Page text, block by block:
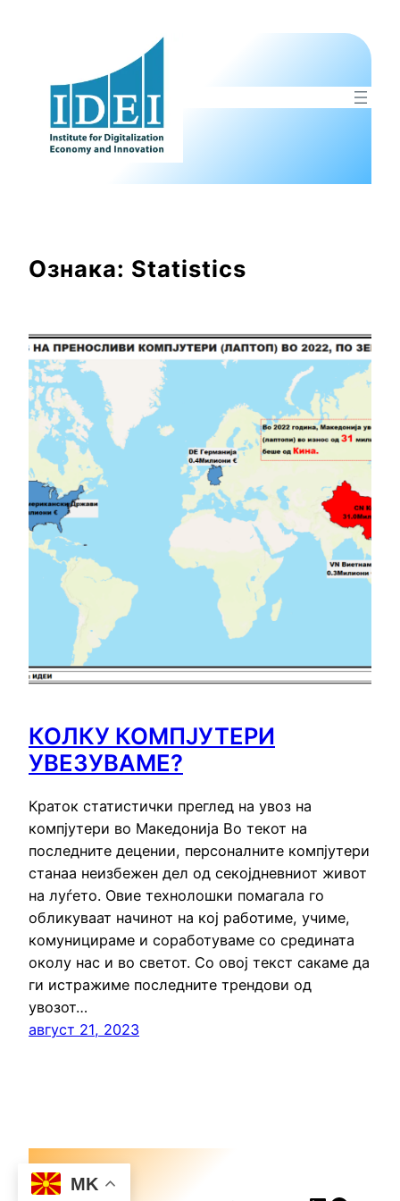
Ознака: Statistics
КОЛКУ КОМПЈУТЕРИ
УВЕЗУВАМЕ?
Краток статистички преглед на увоз на
компјутери во Македонија Во текот на
последните децении, персоналните компјутери
станаа неизбежен дел од секојдневниот живот
на луѓето. Овие технолошки помагала го
обликуваат начинот на кој работиме, учиме,
комуницираме и соработуваме со средината
околу нас и во светот. Со овој текст сакаме да
ги истражиме последните трендови од
увозот…
август 21, 2023
MK